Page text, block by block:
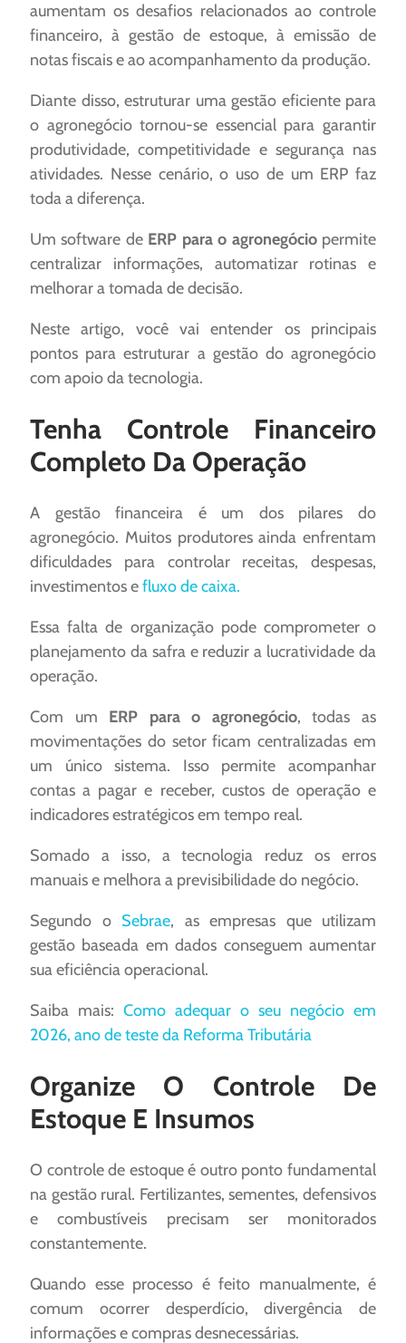
aumentam os desafios relacionados ao controle
financeiro, à gestão de estoque, à emissão de
notas fiscais e ao acompanhamento da produção.
Diante disso, estruturar uma gestão eficiente para
o agronegócio tornou-se essencial para garantir
produtividade, competitividade e segurança nas
atividades. Nesse cenário, o uso de um ERP faz
toda a diferença.
Um software de ERP para o agronegóciopermite
centralizar informações, automatizar rotinas e
melhorar a tomada de decisão.
Neste artigo, você vai entender os principais
pontos para estruturar a gestão do agronegócio
com apoio da tecnologia.
Tenha Controle Financeiro
Completo Da Operação
A gestão financeira é um dos pilares do
agronegócio. Muitos produtores ainda enfrentam
dificuldades para controlar receitas, despesas,
investimentos efluxo de caixa.
Essa falta de organização pode comprometer o
planejamento da safra e reduzir a lucratividade da
operação.
Com um ERP para o agronegócio, todas as
movimentações do setor ficam centralizadas em
um único sistema. Isso permite acompanhar
contas a pagar e receber, custos de operação e
indicadores estratégicos em tempo real.
Somado a isso, a tecnologia reduz os erros
manuais e melhora a previsibilidade do negócio.
Segundo o Sebrae, as empresas que utilizam
gestão baseada em dados conseguem aumentar
sua eficiência operacional.
Saiba mais: Como adequar o seu negócio em
2026, ano de teste da Reforma Tributária
Organize O Controle De
Estoque E Insumos
O controle de estoque é outro ponto fundamental
na gestão rural. Fertilizantes, sementes, defensivos
e combustíveis precisam ser monitorados
constantemente.
Quando esse processo é feito manualmente, é
comum ocorrer desperdício, divergência de
informações e compras desnecessárias.